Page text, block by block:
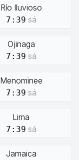
Río lluvioso
7:39 sá
Ojinaga
7:39 sá
Menominee
7:39 sá
Lima
7:39 sá
Jamaica